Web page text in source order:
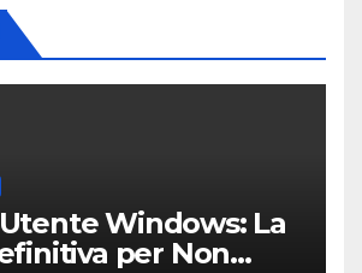
Windows: La
per Non